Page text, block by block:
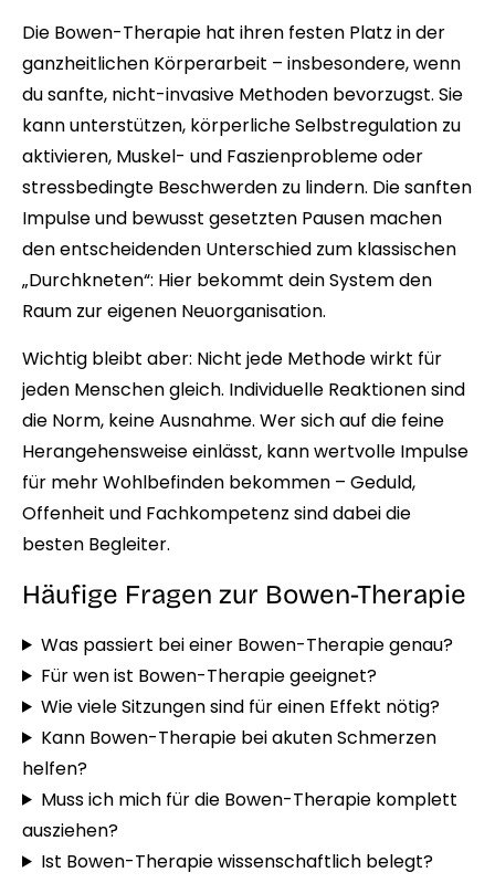
Die Bowen-Therapie hat ihren festen Platz in der
ganzheitlichen Körperarbeit – insbesondere, wenn
du sanfte, nicht-invasive Methoden bevorzugst. Sie
kann unterstützen, körperliche Selbstregulation zu
aktivieren, Muskel- und Faszienprobleme oder
stressbedingte Beschwerden zu lindern. Die sanften
Impulse und bewusst gesetzten Pausen machen
den entscheidenden Unterschied zum klassischen
„Durchkneten“: Hier bekommt dein System den
Raum zur eigenen Neuorganisation.
Wichtig bleibt aber: Nicht jede Methode wirkt für
jeden Menschen gleich. Individuelle Reaktionen sind
die Norm, keine Ausnahme. Wer sich auf die feine
Herangehensweise einlässt, kann wertvolle Impulse
für mehr Wohlbefinden bekommen – Geduld,
Offenheit und Fachkompetenz sind dabei die
besten Begleiter.
Häufige Fragen zur Bowen-Therapie
Was passiert bei einer Bowen-Therapie genau?
Für wen ist Bowen-Therapie geeignet?
Wie viele Sitzungen sind für einen Effekt nötig?
Kann Bowen-Therapie bei akuten Schmerzen
helfen?
Muss ich mich für die Bowen-Therapie komplett
ausziehen?
Ist Bowen-Therapie wissenschaftlich belegt?